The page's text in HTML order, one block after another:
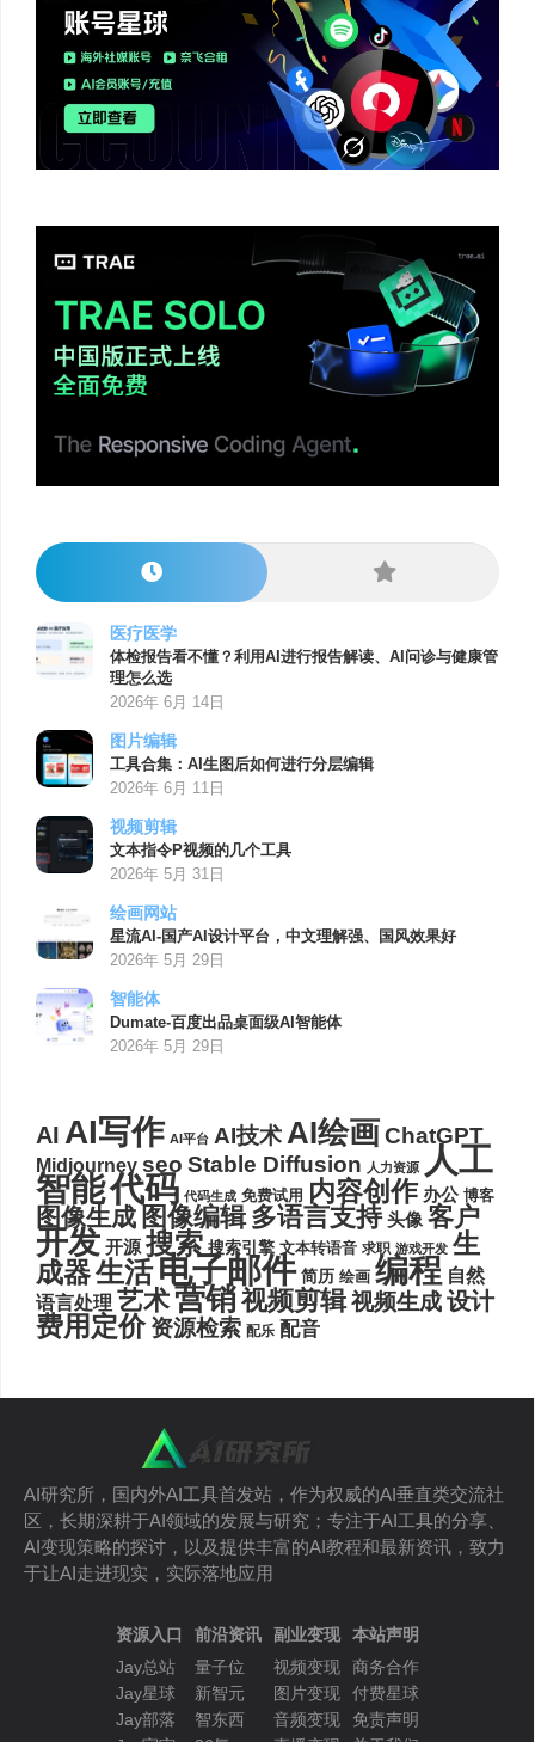
医疗医学
体检报告看不懂？利用AI进行报告解读、AI问诊与健康管
理怎么选
2026年 6月 14日
图片编辑
工具合集：AI生图后如何进行分层编辑
2026年 6月 11日
视频剪辑
文本指令P视频的几个工具
2026年 5月 31日
绘画网站
星流AI-国产AI设计平台，中文理解强、国风效果好
2026年 5月 29日
智能体
Dumate-百度出品桌面级AI智能体
2026年 5月 29日
AI AI写作 AI平台 AI技术AI绘画ChatGPT
Midjourney seo Stable Diffusion 人力资源 人工
智能代码 代码生成 免费试用 内容创作 办公 博客
图像生成 图像编辑 多语言支持 头像 客户
开发 开源 搜索 搜索引擎 文本转语音 求职 游戏开发 生
成器生活电子邮件 简历 绘画 编程 自然
语言处理 艺术营销视频剪辑视频生成设计
费用定价 资源检索 配乐 配音
AI研究所，国内外AI工具首发站，作为权威的AI垂直类交流社
区，长期深耕于AI领域的发展与研究；专注于AI工具的分享、
AI变现策略的探讨，以及提供丰富的AI教程和最新资讯，致力
于让AI走进现实，实际落地应用
资源入口
Jay总站
Jay星球
Jay部落
前沿资讯
量子位
新智元
智东西
副业变现
视频变现
图片变现
音频变现
本站声明
商务合作
付费星球
免责声明